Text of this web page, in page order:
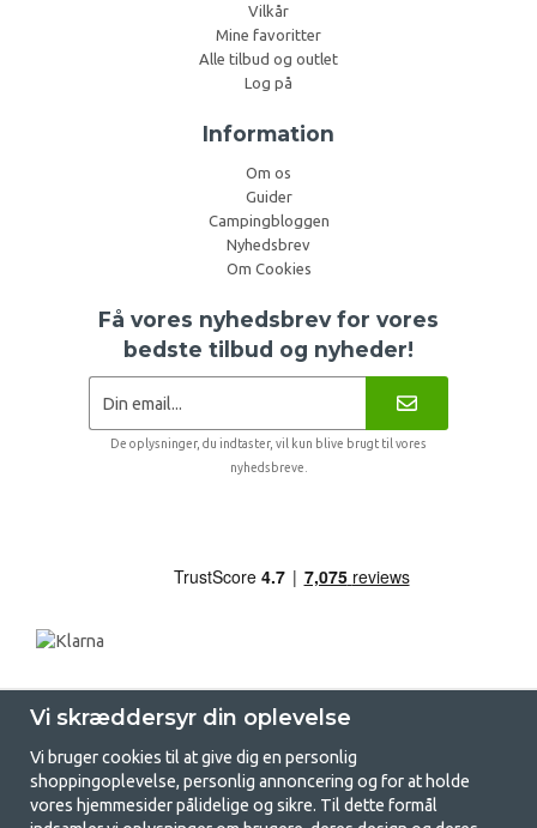
Vilkår
Mine favoritter
Alle tilbud og outlet
Log på
Information
Om os
Guider
Campingbloggen
Nyhedsbrev
Om Cookies
Få vores nyhedsbrev for vores
bedste tilbud og nyheder!
De oplysninger, du indtaster, vil kun blive brugt til vores
nyhedsbreve.
Vi skræddersyr din oplevelse
Vi bruger cookies til at give dig en personlig
shoppingoplevelse, personlig annoncering og for at holde
vores hjemmesider pålidelige og sikre. Til dette formål